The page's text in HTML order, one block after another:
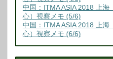
中国：ITMA ASIA 2018 上
心）視察メモ (5/6)
中国：ITMA ASIA 2018 上
心）視察メモ (6/6)